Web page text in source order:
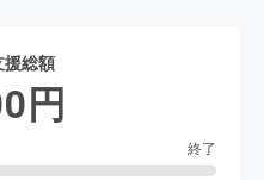
総額
円
終了